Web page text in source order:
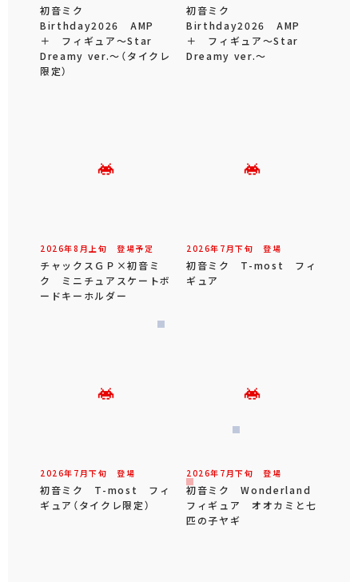
初音ミク
Birthday2026 AMP
＋ フィギュア～Star
Dreamy ver.～（タイクレ
限定）
初音ミク
Birthday2026 AMP
＋ フィギュア～Star
Dreamy ver.～
2026年8 月 上旬 登場予定
チャックスＧＰ×初音ミ
ク ミニチュアスケートボ
ードキーホルダー
2026年 7 月下旬 登場
初音ミク T-most フィ
ギュア
2026年 7 月下旬 登場
初音ミク T-most フィ
ギュア（タイクレ限定）
2026年 7 月下旬 登場
初音ミク Wonderland
フィギュア オオカミと七
匹の子ヤギ